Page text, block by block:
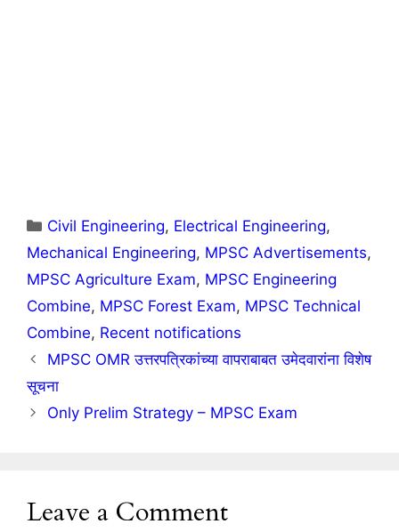
Categories
Civil Engineering, Electrical Engineering,
Mechanical Engineering, MPSC Advertisements,
MPSC Agriculture Exam, MPSC Engineering
Combine, MPSC Forest Exam, MPSC Technical
Combine, Recent notifications
MPSC OMR उत्तरपत्रिकांच्या वापराबाबत उमेदवारांना विशेष
सूचना
Only Prelim Strategy – MPSC Exam
Leave a Comment